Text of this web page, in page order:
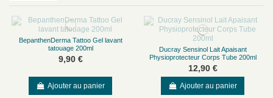
BepanthenDerma Tattoo Gel lavant
tatouage 200ml
9,90 €
Ajouter au panier
Ducray Sensinol Lait Apaisant
Physioprotecteur Corps Tube 200ml
12,90 €
Ajouter au panier